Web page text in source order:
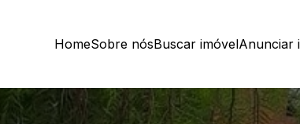
HomeSobre nósBuscar imóvelAnunciar